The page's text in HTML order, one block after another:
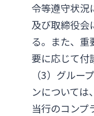
令等遵守状況
及び取締役会
る。また、重
要に応じて付
（3）グルー
ンについては
当行のコンプ